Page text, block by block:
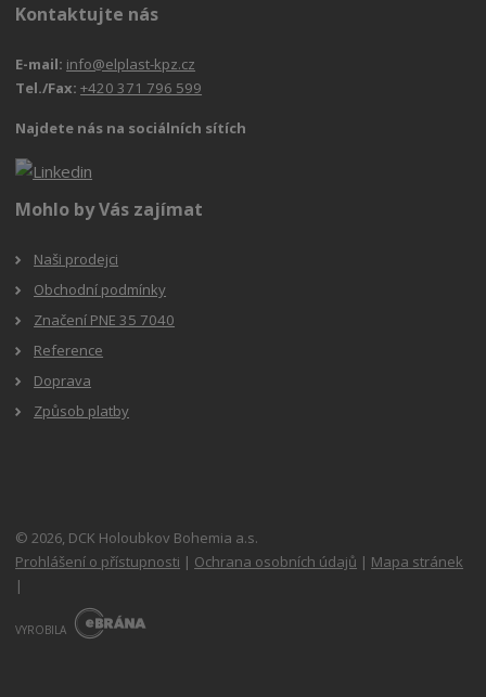
Kontaktujte nás
E-mail: info@elplast-kpz.cz
Tel./Fax:+420 371 796 599
Najdete nás na sociálních sítích
Mohlo by Vás zajímat
Naši prodejci
Obchodní podmínky
Značení PNE 35 7040
Reference
Doprava
Způsob platby
© 2026, DCK Holoubkov Bohemia a.s.
Prohlášení o přístupnosti | Ochrana osobních údajů | Mapa stránek
|
VYROBILA